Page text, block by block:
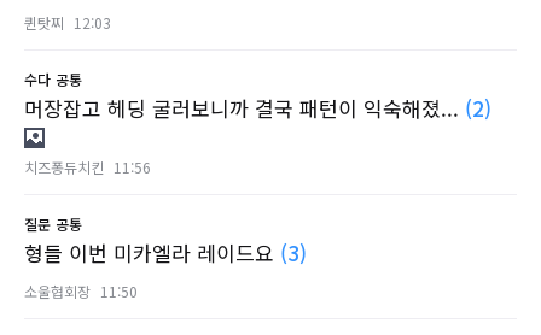
퀸탓찌 12:03
수다 공통
머장잡고 헤딩 굴러보니까 결국 패턴이 익숙해졌... (2)
치즈퐁듀치킨 11:56
질문 공통
형들 이번 미카엘라 레이드요 (3)
소울협회장 11:50